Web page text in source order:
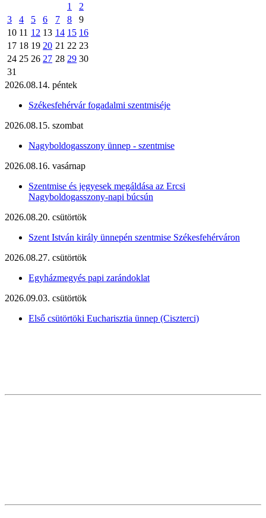
1
2
3
4 5 6 7 8
9
10 11 12 13 14 15 16
17 18 19 20 21 22 23
24 25 26 27 28 29 30
31
2026.08.14. péntek
Székesfehérvár fogadalmi szentmiséje
2026.08.15. szombat
Nagyboldogasszony ünnep - szentmise
2026.08.16. vasárnap
Szentmise és jegyesek megáldása az Ercsi
Nagyboldogasszony-napi búcsún
2026.08.20. csütörtök
Szent István király ünnepén szentmise Székesfehérváron
2026.08.27. csütörtök
Egyházmegyés papi zarándoklat
2026.09.03. csütörtök
Első csütörtöki Eucharisztia ünnep (Ciszterci)